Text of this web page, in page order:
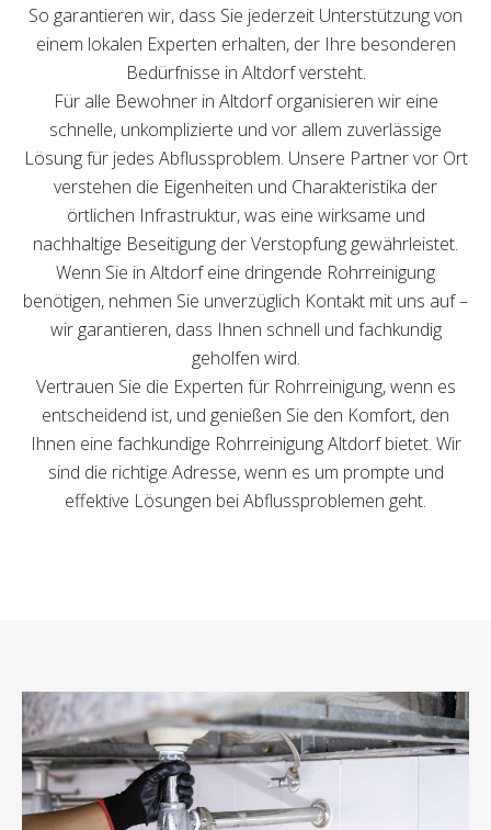
So garantieren wir, dass Sie jederzeit Unterstützung von
einem lokalen Experten erhalten, der Ihre besonderen
Bedürfnisse in Altdorf versteht.
Für alle Bewohner in Altdorf organisieren wir eine
schnelle, unkomplizierte und vor allem zuverlässige
Lösung für jedes Abflussproblem. Unsere Partner vor Ort
verstehen die Eigenheiten und Charakteristika der
örtlichen Infrastruktur, was eine wirksame und
nachhaltige Beseitigung der Verstopfung gewährleistet.
Wenn Sie in Altdorf eine dringende Rohrreinigung
benötigen, nehmen Sie unverzüglich Kontakt mit uns auf –
wir garantieren, dass Ihnen schnell und fachkundig
geholfen wird.
Vertrauen Sie die Experten für Rohrreinigung, wenn es
entscheidend ist, und genießen Sie den Komfort, den
Ihnen eine fachkundige Rohrreinigung Altdorf bietet. Wir
sind die richtige Adresse, wenn es um prompte und
effektive Lösungen bei Abflussproblemen geht.